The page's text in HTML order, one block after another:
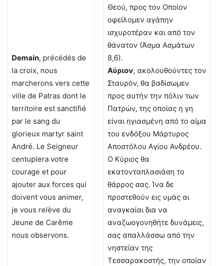
Demain, précédés de
la croix, nous
marcherons vers cette
ville de Patras dont le
territoire est sanctifié
par le sang du
glorieux martyr saint
André. Le Seigneur
centuplera votre
courage et pour
ajouter aux forces qui
doivent vous animer,
je vous relève du
Jeune de Carême
nous observons.
Θεού, προς τον Οποίον
οφείλομεν αγάπην
ισχυροτέραν και από τον
θάνατον (Άσμα Ασμάτων
8,6).
Αύριον, ακολουθούντες τον
Σταυρόν, θα βαδίσωμεν
προς αυτήν την πόλιν των
Πατρών, της οποίας η γη
είναι ηγιασμένη από το αίμα
του ενδόξου Μάρτυρος
Αποστόλου Αγίου Ανδρέου.
Ο Κύριος θα
εκατονταπλασιάση το
θάρρος σας. Ίνα δε
προστεθούν εις υμάς αι
αναγκαίαι δια να
αναζωογονηθήτε δυνάμεις,
σας απαλλάσσω από την
νηστείαν της
Τεσσαρακοστής, την οποίαν